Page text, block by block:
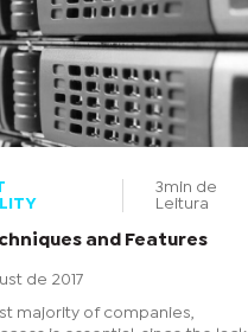
3min de
Leitura
and Features
de 2017
majority of companies,